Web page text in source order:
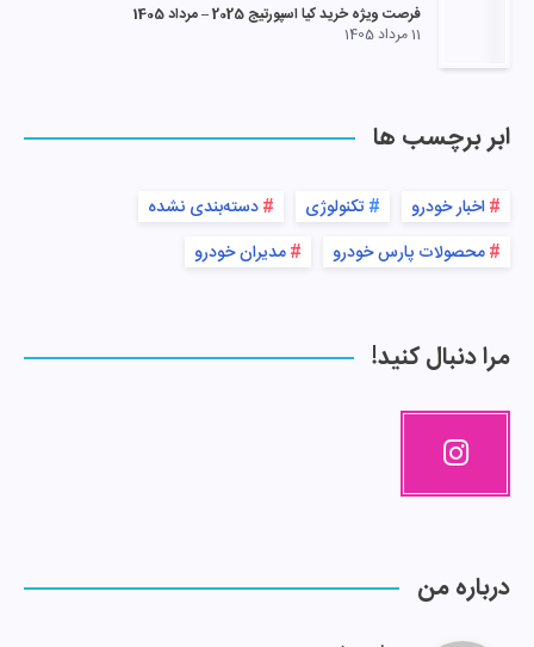
فرصت ویژه خرید کیا اسپورتیج 2025 – مرداد 1405
11 مرداد 1405
ابر برچسب ها
اخبار خودرو تکنولوژی
دسته‌بندی نشده
محصولات پارس خودرو
مدیران خودرو
مرا دنبال کنید!
درباره من